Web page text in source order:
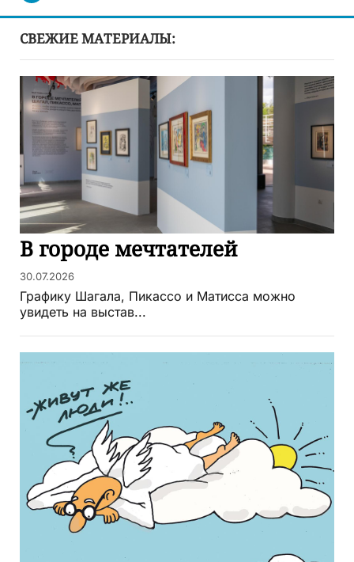
СВЕЖИЕ МАТЕРИАЛЫ:
В городе мечтателей
30.07.2026
Графику Шагала, Пикассо и Матисса можно
увидеть на выстав...